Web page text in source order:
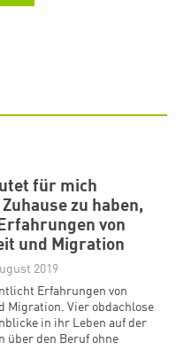
für mich
zu haben,
von
und Migration
2019
Erfahrungen von
Migration. Vier obdachlose
in ihr Leben auf der
über den Beruf ohne